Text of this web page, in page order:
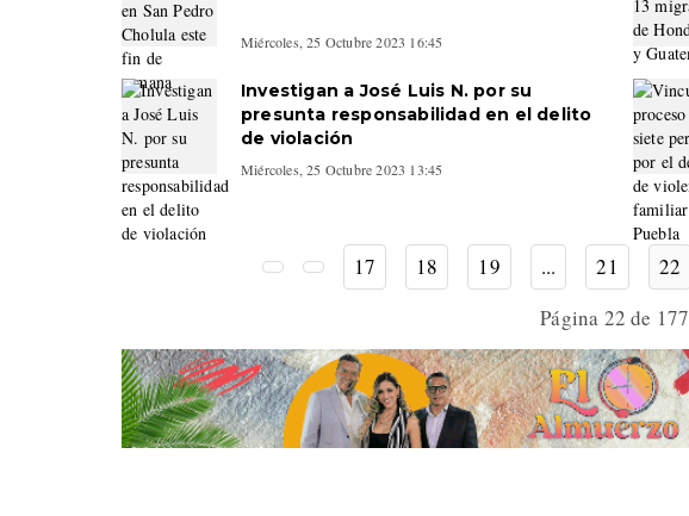
Miércoles, 25 Octubre 2023 16:45
Investigan a José Luis N. por su
presunta responsabilidad en el delito
de violación
Miércoles, 25 Octubre 2023 13:45
17 18 19 ... 21 22
Página 22 de 177